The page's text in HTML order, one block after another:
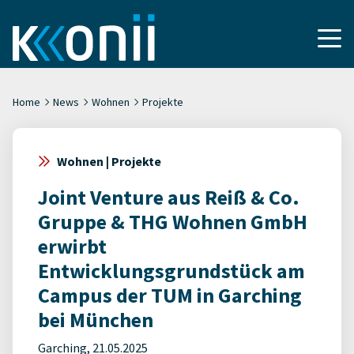
Home News Wohnen Projekte
Wohnen | Projekte
Joint Venture aus Reiß & Co.
Gruppe & THG Wohnen GmbH
erwirbt
Entwicklungsgrundstück am
Campus der TUM in Garching
bei München
Garching, 21.05.2025